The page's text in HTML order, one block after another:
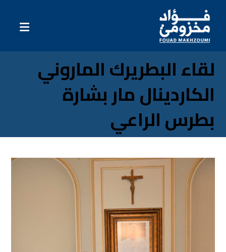
لقاء البطريرك الماروني
الكاردينال مار بشارة
بطرس الراعي